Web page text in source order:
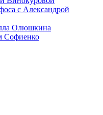
с Александрой
Олюшкина
Софиенко